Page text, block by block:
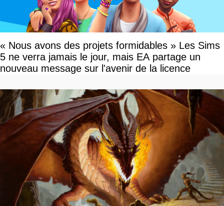
« Nous avons des projets formidables » Les Sims
5 ne verra jamais le jour, mais EA partage un
nouveau message sur l'avenir de la licence